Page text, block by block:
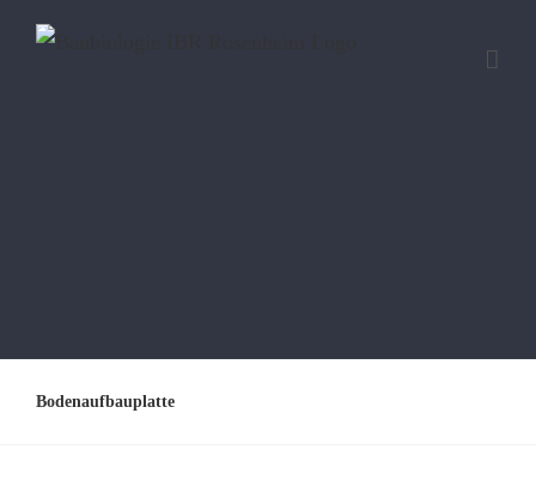
Bodenaufbauplatte